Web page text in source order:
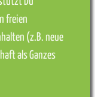
freien
(z.B. neue
als Ganzes